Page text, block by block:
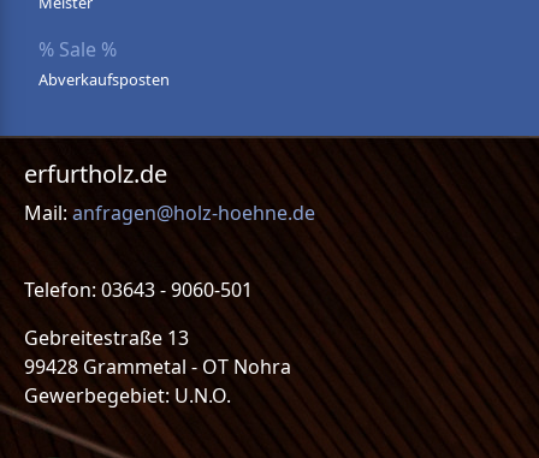
% Sale %
Abverkaufsposten
erfurtholz.de
Mail: anfragen@holz-hoehne.de
Telefon: 03643 - 9060-501
Gebreitestraße 13
99428 Grammetal - OT Nohra
Gewerbegebiet: U.N.O.